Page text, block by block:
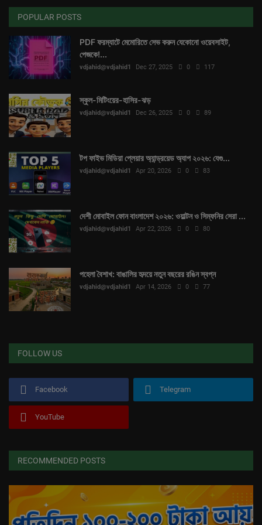
Mobile_phone.
{{{__Life-story__}}}
Bangla
{.Electronic. ইলেকট্রনিক}
Education_system.
POPULAR POSTS
PDF ফরম্যাটে মেমোরিতে সেভ করুন যেকোনো ওয়েবসাইট,
পেজকে!...
vdjahid@vdjahid1 Dec 27, 2025 0 117
স্কুল-মিটিংয়ের-হাসির-ঝড়
vdjahid@vdjahid1 Dec 26, 2025 0 89
টপ ফাইভ মিডিয়া প্লেয়ার অ্যান্ড্রয়েড অ্যাপ ২০২৬: যেগু...
vdjahid@vdjahid1 Apr 20, 2026 0 83
দেশী মোবাইল ফোন বাংলাদেশ ২০২৬: ওয়াল্টন ও সিম্ফনির সেরা ...
vdjahid@vdjahid1 Apr 22, 2026 0 80
পহেলা বৈশাখ: বাঙালির হৃদয়ে নতুন বছরের রঙিন স্বপ্ন
vdjahid@vdjahid1 Apr 14, 2026 0 77
FOLLOW US
Facebook Telegram
YouTube
RECOMMENDED POSTS